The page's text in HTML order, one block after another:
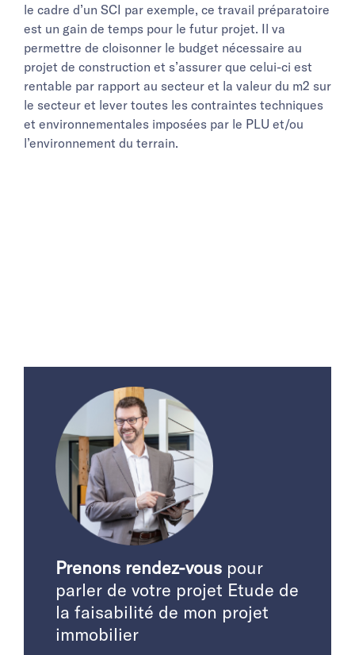
le cadre d’un SCI par exemple, ce travail préparatoire
est un gain de temps pour le futur projet. Il va
permettre de cloisonner le budget nécessaire au
projet de construction et s’assurer que celui-ci est
rentable par rapport au secteur et la valeur du m2 sur
le secteur et lever toutes les contraintes techniques
et environnementales imposées par le PLU et/ou
l’environnement du terrain.
Prenons rendez-vous pour
parler de votre projet Etude de
la faisabilité de mon projet
immobilier